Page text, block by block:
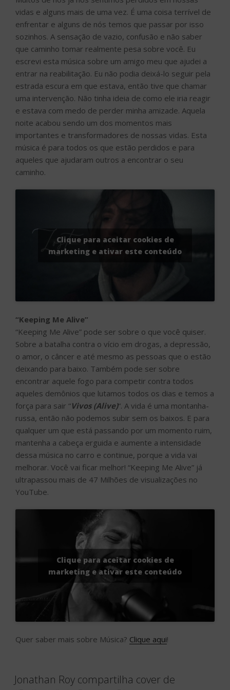
vidas e alguns mais de uma vez. É uma coisa terrível de
enfrentar e alguns de nós temos que passar por isso
sozinhos. A sensação de vazio, confusão e não saber
que caminho tomar realmente pesa sobre você. Eu
escrevi esta música sobre um amigo meu que ajudei a
entrar na reabilitação. Eu não podia deixá-lo seguir pela
estrada escura em que estava, então tive que chamar
uma intervenção. Não tinha ideia de como ele iria reagir
e estava com medo de perder minha amizade. Aquela
noite acabou sendo um dos momentos mais
importantes e transformadores de nossas vidas. Esta
música é para todos os que estão perdidos e para
aqueles que ajudaram outros a encontrar o seu
caminho.
Clique para aceitar cookies de
marketing e ativar este conteúdo
“Keeping Me Alive”
“Keeping Me Alive” pode ser sobre o que você quiser.
Sobre a batalha contra o vício em drogas, a depressão,
o amor, o câncer e até mesmo as pessoas que o estão
deixando para baixo. Também pode ser sobre
encontrar aquele fogo para competir contra todos
aqueles demônios que lutamos todos os dias e temos a
força para sair “Vivos (Alive)“. A vida é uma montanha-
russa, então não podemos subir sem os baixos. E para
qualquer um que está passando por um momento ruim,
mantenha a cabeça erguida e aumente a intensidade
dessa música no carro e continue, porque a vida vai
melhorar. Você vai ficar melhor! “Keeping Me Alive” já
ultrapassou mais de 47 Milhões de visualizações no
YouTube.
Clique para aceitar cookies de
marketing e ativar este conteúdo
Quer saber mais sobre Música? Clique aqui!
Jonathan Roy compartilha cover de